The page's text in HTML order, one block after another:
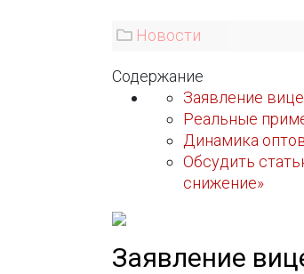
Новости
Содержание
Заявление
Реальные
Динамика
Обсудить
снижение»
Заявление